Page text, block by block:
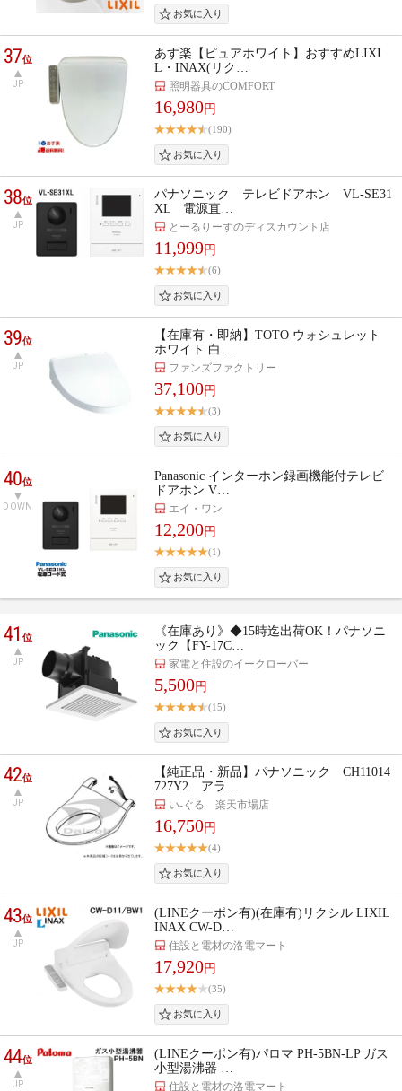
37位
UP
あす楽【ピュアホワイト】おすすめLIXI
L・INAX(リク…
照明器具のCOMFORT
16,980円
(190)
38位
UP
パナソニック テレビドアホン VL-SE31
XL 電源直…
とーるりーすのディスカウント店
11,999円
(6)
39位
UP
【在庫有・即納】TOTO ウォシュレット
ホワイト 白 …
ファンズファクトリー
37,100円
(3)
40位
DOWN
Panasonic インターホン録画機能付テレビ
ドアホン V…
エイ・ワン
12,200円
(1)
41位
UP
《在庫あり》◆15時迄出荷OK！パナソニ
ック【FY-17C…
家電と住設のイークローバー
5,500円
(15)
42位
UP
【純正品・新品】パナソニック CH11014
727Y2 アラ…
い-ぐる 楽天市場店
16,750円
(4)
43位
UP
(LINEクーポン有)(在庫有)リクシル LIXIL
INAX CW-D…
住設と電材の洛電マート
17,920円
(35)
44位
UP
(LINEクーポン有)パロマ PH-5BN-LP ガス
小型湯沸器 …
住設と電材の洛電マート